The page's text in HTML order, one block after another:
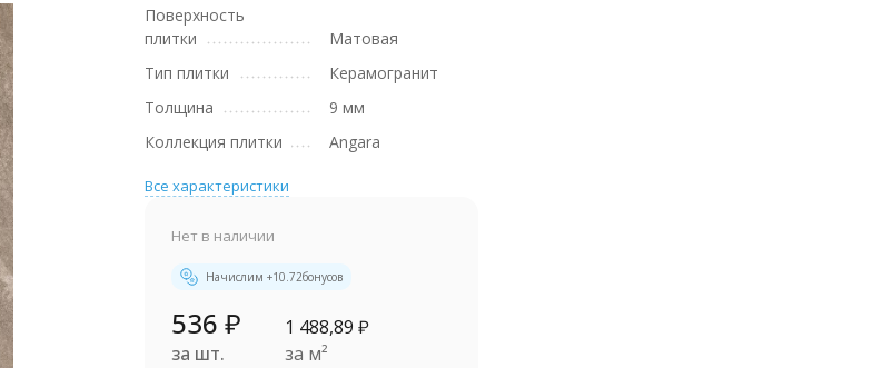
Поверхность
плитки
Матовая
Тип плитки
Керамогранит
Толщина
9 мм
Коллекция плитки
Angara
Все характеристики
Нет в наличии
Начислим +10.72бонусов
536 ₽
за шт.
1 488,89 ₽
за м²